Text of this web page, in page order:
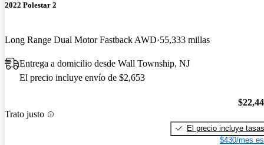
2022 Polestar 2
Long Range Dual Motor Fastback AWD 55,333 millas
Entrega a domicilio desde Wall Township, NJ
El precio incluye envío de $2,653
Trato justo
El precio incluye tasas
$430/mes